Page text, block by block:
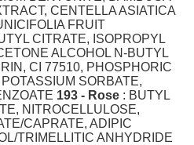
CENTELLA ASIATICA
FRUIT
CITRATE, ISOPROPYL
ALCOHOL N-BUTYL
CI 77510, PHOSPHORIC
SORBATE,
193 - Rose : BUTYL
NITROCELLULOSE,
CAPRATE, ADIPIC
TRIMELLITIC ANHYDRIDE